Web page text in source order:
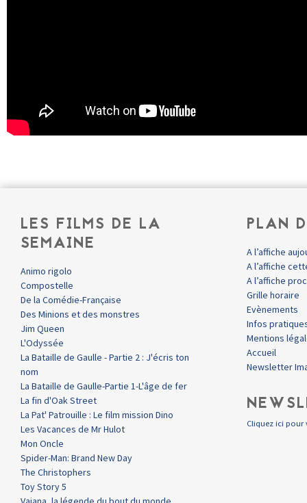
LES FILMS DE LA
SEMAINE
Animo rigolo
Compostelle
De la Comédie-Française
Des Minions et des monstres
Jim Queen
L'Odyssée
La Bataille de Gaulle - Partie 2 : J'écris ton
nom
La Bataille de Gaulle-Partie 1-L'âge de fer
La fin d'Oak Street
La Pat' Patrouille : Le film mission Dino
Les Vacances de Mr Hulot
Mon Oncle
Spider-Man: Brand New Day
The Christophers
Toy Story 5
PLAN
A l’affiche
A l’affiche
A l’affiche
Grille horaire
Evènements
Infos
Mentions
Accueil
Newsletter
Cliquez ici pour